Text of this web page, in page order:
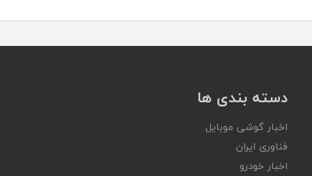
دسته بندی ها
اخبار گوشی موبایل
فناوری ایران
اخبار خودرو